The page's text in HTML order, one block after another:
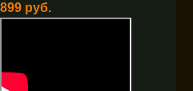
899 руб.